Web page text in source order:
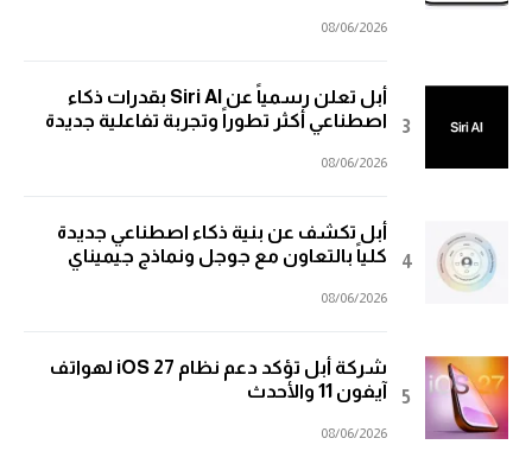
08/06/2026
أبل تعلن رسمياً عن Siri AI بقدرات ذكاء
اصطناعي أكثر تطوراً وتجربة تفاعلية جديدة
08/06/2026
أبل تكشف عن بنية ذكاء اصطناعي جديدة
كلياً بالتعاون مع جوجل ونماذج جيميناي
08/06/2026
شركة أبل تؤكد دعم نظام iOS 27 لهواتف
آيفون 11 والأحدث
08/06/2026